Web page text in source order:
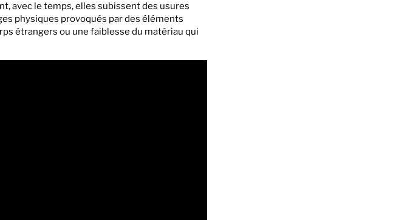
avec le temps, elles subissent des usures
physiques provoqués par des éléments
étrangers ou une faiblesse du matériau qui